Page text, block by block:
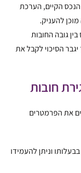
הקיים, הערכת
להעניק.
גובה החובות
הסיכוי לקבל את
חובות
את הפרמטרים
וניתן להעמידו